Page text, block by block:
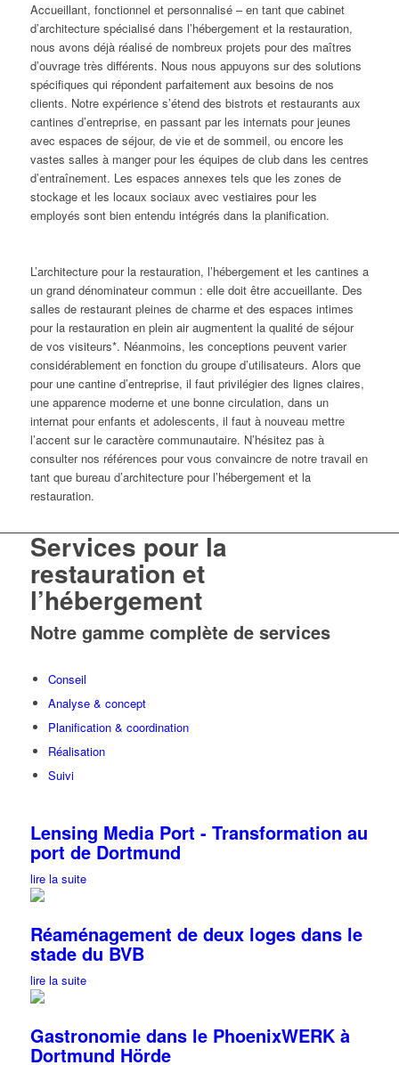
Accueillant, fonctionnel et personnalisé – en tant que cabinet
d’architecture spécialisé dans l’hébergement et la restauration,
nous avons déjà réalisé de nombreux projets pour des maîtres
d’ouvrage très différents. Nous nous appuyons sur des solutions
spécifiques qui répondent parfaitement aux besoins de nos
clients. Notre expérience s’étend des bistrots et restaurants aux
cantines d’entreprise, en passant par les internats pour jeunes
avec espaces de séjour, de vie et de sommeil, ou encore les
vastes salles à manger pour les équipes de club dans les centres
d’entraînement. Les espaces annexes tels que les zones de
stockage et les locaux sociaux avec vestiaires pour les
employés sont bien entendu intégrés dans la planification.
L’architecture pour la restauration, l’hébergement et les cantines a
un grand dénominateur commun : elle doit être accueillante. Des
salles de restaurant pleines de charme et des espaces intimes
pour la restauration en plein air augmentent la qualité de séjour
de vos visiteurs*. Néanmoins, les conceptions peuvent varier
considérablement en fonction du groupe d’utilisateurs. Alors que
pour une cantine d’entreprise, il faut privilégier des lignes claires,
une apparence moderne et une bonne circulation, dans un
internat pour enfants et adolescents, il faut à nouveau mettre
l’accent sur le caractère communautaire. N’hésitez pas à
consulter nos références pour vous convaincre de notre travail en
tant que bureau d’architecture pour l’hébergement et la
restauration.
Services pour la
restauration et
l’hébergement
Notre gamme complète de services
Conseil
Analyse & concept
Planification & coordination
Réalisation
Suivi
Lensing Media Port - Transformation au
port de Dortmund
lire la suite
Réaménagement de deux loges dans le
stade du BVB
lire la suite
Gastronomie dans le PhoenixWERK à
Dortmund Hörde